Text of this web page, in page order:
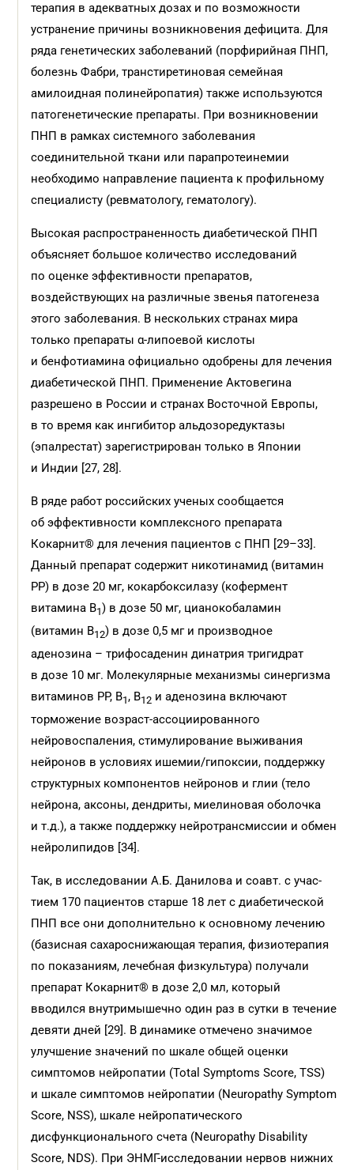
терапия в адекватных дозах и по возможности
устранение причины возникновения дефицита. Для
ряда генетических заболеваний (порфирийная ПНП,
болезнь Фабри, транстиретиновая семейная
амилоидная полинейропатия) также используются
патогенетические препараты. При возникновении
ПНП в рамках системного заболевания
соединительной ткани или парапротеинемии
необходимо направление пациента к профильному
специалисту (ревматологу, гематологу).
Высокая распространенность диабетической ПНП
объясняет большое количество исследований
по оценке эффективности препаратов,
воздействующих на различные звенья патогенеза
этого заболевания. В нескольких странах мира
только препараты α-липоевой кислоты
и бенфотиамина официально одобрены для лечения
диабетической ПНП. Применение Актовегина
разрешено в России и странах Восточной Европы,
в то время как ингибитор альдо­зоредуктазы
(эпалрестат) зарегистрирован только в Японии
и Индии [27, 28].
В ряде работ российских ученых сообщается
об эффективности комплексного препарата
Кокарнит® для лечения пациентов с ПНП [29–33].
Данный препарат содержит никотинамид (витамин
РР) в дозе 20 мг, кокарбоксилазу (кофермент
витамина В1) в дозе 50 мг, цианокобаламин
(витамин В12) в дозе 0,5 мг и про­изводное
аденозина – трифосаденин динатрия тригидрат
в дозе 10 мг. Молекулярные механизмы синергизма
витаминов РР, В1, В12 и аденозина включают
торможение возраст-ассоциированного
нейровоспаления, стимулирование выживания
нейронов в условиях ишемии/гипоксии, поддержку
структурных компонентов нейронов и глии (тело
нейрона, аксоны, дендриты, миелиновая оболочка
и т.д.), а также поддержку нейротрансмиссии и обмен
нейролипидов [34].
Так, в исследовании А.Б. Данилова и соавт. с учас­
тием 170 пациентов старше 18 лет с диабетической
ПНП все они дополнительно к основному лечению
(базисная сахароснижающая терапия, физиотерапия
по показаниям, лечебная физкультура) получали
препарат Кокарнит® в дозе 2,0 мл, который
вводился внутримышечно один раз в сутки в течение
девяти дней [29]. В динамике отмечено значимое
улучшение значений по шкале общей оценки
симптомов нейропатии (Total Symptoms Score, TSS)
и шкале симптомов нейропатии (Neuropathy Symptom
Score, NSS), шкале нейропатического
дисфункционального счета (Neuropathy Disability
Score, NDS). При ЭНМГ-исследовании нервов нижних